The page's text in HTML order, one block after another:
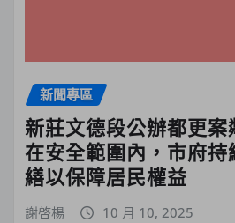
新聞專區
新莊文德段公辦都更
在安全範圍內，市府
繕以保障居民權益
謝啓楊 10 月 10, 2025